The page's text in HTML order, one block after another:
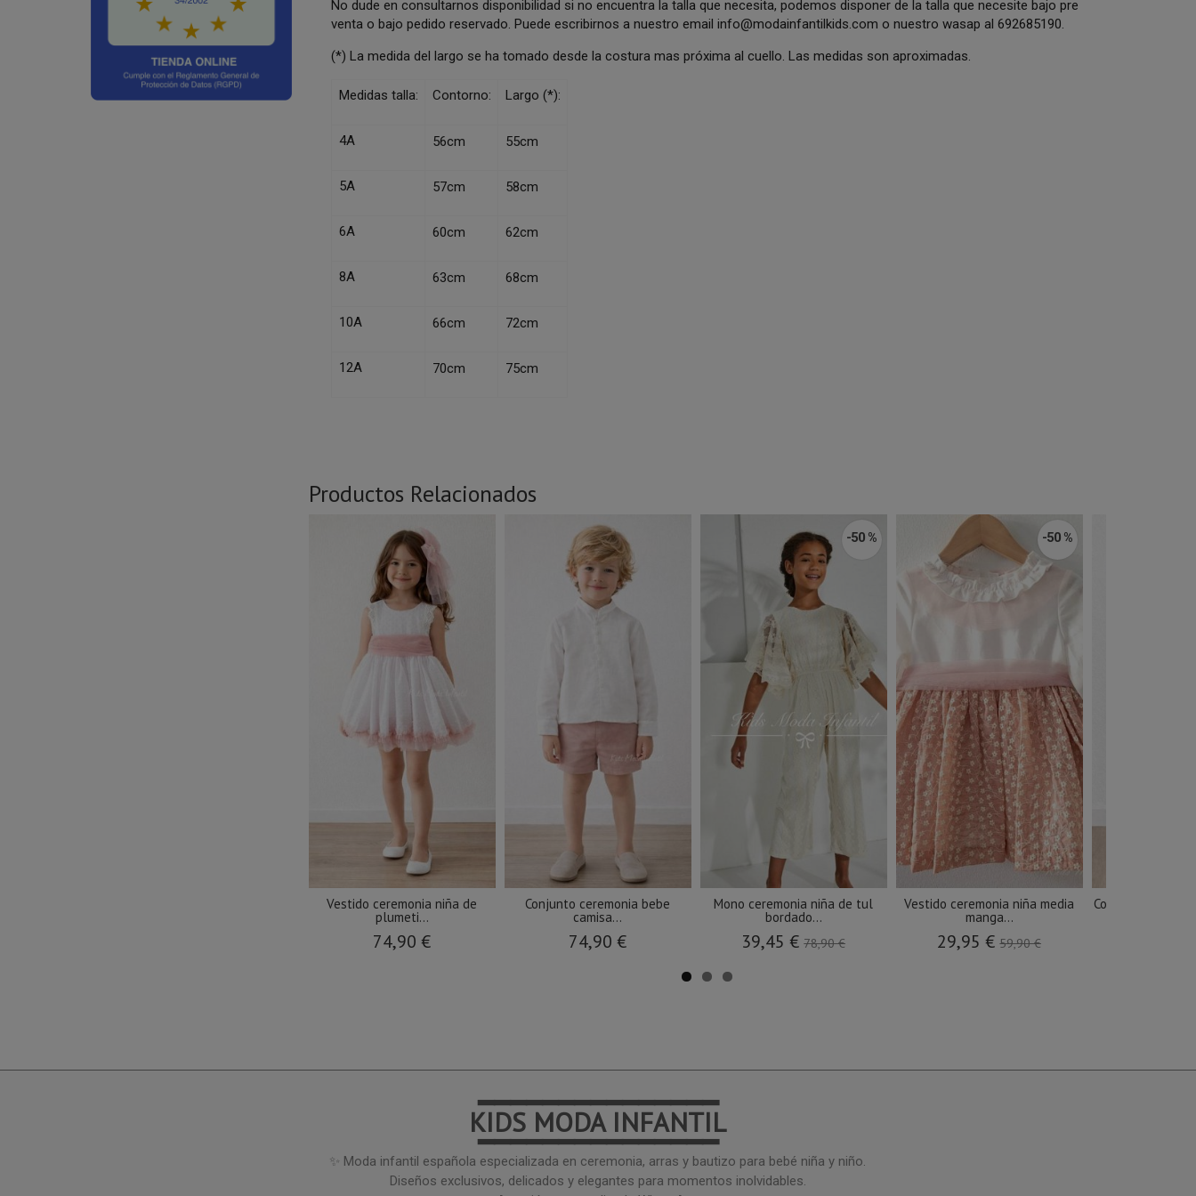
No dude en consultarnos disponibilidad si no encuentra la talla que necesita, podemos disponer de la talla que necesite bajo pre
venta o bajo pedido reservado. Puede escribirnos a nuestro emailinfo@modainfantilkids.com o nuestro wasap al 692685190.
(*) La medida del largo se ha tomado desde la costura mas próxima al cuello. Las medidas son aproximadas.
Medidas talla: Contorno: Largo (*):
4A 56cm 55cm
5A 57cm 58cm
6A 60cm 62cm
8A 63cm 68cm
10A 66cm 72cm
12A 70cm 75cm
Productos Relacionados
Vestido ceremonia niña de
plumeti...
74,90 €
Conjunto ceremonia bebe
camisa...
74,90 €
-50 %
Mono ceremonia niña de tul
bordado...
39,45 €78,90 €
-50 %
Vestido ceremonia niña media
manga...
29,95 €59,90 €
Conjunto
━━━━━━━━━━━━━━━
KIDS MODA INFANTIL
━━━━━━━━━━━━━━━
✨ Moda infantil española especializada en ceremonia, arras y bautizo para bebé niña y niño.
Diseños exclusivos, delicados y elegantes para momentos inolvidables.